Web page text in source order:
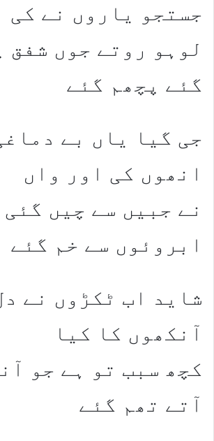
جستجو یاروں نے کی
لوہو روتے جوں شفق
گئے پچھم گئے
جی گیا یاں بے
انھوں کی اور واں
نے جبیں سے چیں گئی
ابروئوں سے خم گئے
شاید اب ٹکڑوں نے
آنکھوں کا کیا
کچھ سبب تو ہے جو
آتے تھم گئے